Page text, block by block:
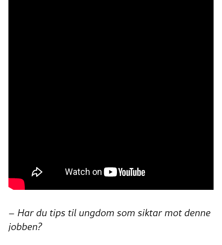
– Har du tips til ungdom som siktar mot denne
jobben?